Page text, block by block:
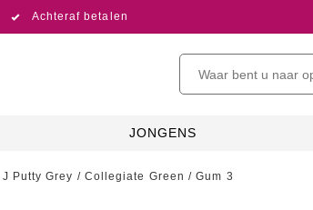
Achteraf betalen
JONGENS
Putty Grey / Collegiate Green / Gum 3